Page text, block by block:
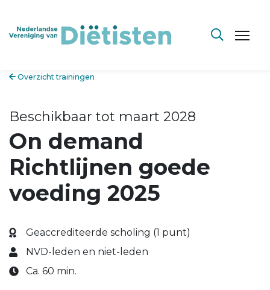
Overzicht trainingen
Beschikbaar tot maart 2028
On demand
Richtlijnen goede
voeding 2025
Geaccrediteerde scholing (1 punt)
NVD-leden en niet-leden
Ca. 60 min.